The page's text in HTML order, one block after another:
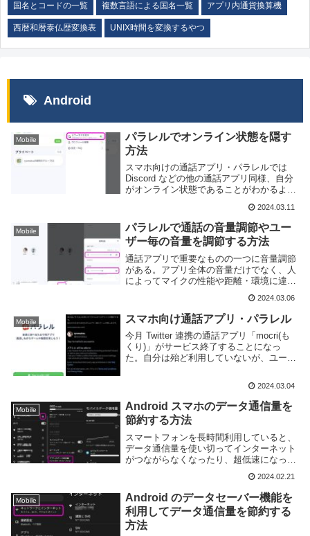
国名とコードの一覧 複数言語による国名一覧 アプリ内通貨換算機
西暦和暦泰仏歴変換表 UNIX時間を変換するやつ
Android
Mobile
パラレルでオンライン状態を隠す
方法
スマホ向けの通話アプリ・パラレルでは
Discord などの他の通話アプリ同様、自分
がオンライン状態であることがわかるよう
ンラインかどうかを隠した状態で使いたい
こともあるだろう。そのような場合に備
え、パ...
2024.03.11
Mobile
パラレルで通話の音量調節やユー
ザー毎の音量を調節する方法
通話アプリで重要なものの一つに音量調節
がある。アプリ全体の音量だけでなく、人
によってマイクの性能や距離・環境に違い
が出て聞き取りにくくなったり、逆に特定
の人の声がうるさくなる場合がある。スマ
ートフォン・...
2024.03.06
Mobile スマホ向け通話アプリ・パラレル
今月 Twitter 連携の通話アプリ「mocri(も
くり)」がサービス終了することになっ
た。自分は殆ど利用していないが、ユーザ
部界隈に人気のサービスだった。mocri の
代替アプリとして名前があがるも...
2024.03.04
Mobile
Android スマホのデータ通信量を
節約する方法
スマートフォンを長時間利用していると、
データ通信量を使い切ってインターネット
がつながらなくなったり、超低速になって
る。4G/5G といった携帯回線を利用してい
る限り発生しうる問題の一つで、特に月末
になると...
2024.02.21
Mobile
Android のデータセーバー機能を
利用してデータ通信量を節約する
方法